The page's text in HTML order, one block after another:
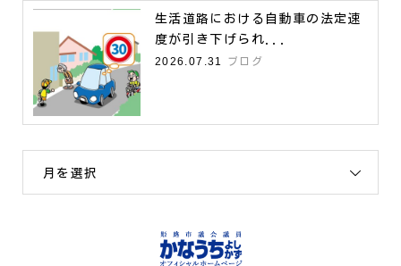
生活道路における自動車の法定速
度が引き下げられ...
2026.07.31
ブログ
月を選択